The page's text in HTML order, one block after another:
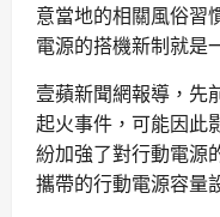
意當地的相關風俗習
電源的搭機新制就是
壹蘋新聞網報導，先
起火事件，可能因此
紛加強了對行動電源
攜帶的行動電源容量